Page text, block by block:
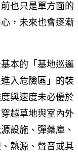
也只是單方面的
，未來也會逐漸
本的「基地巡邏
入危險區」的裝
與速度未必優於
越草地與室內外
設施、彈藥庫、
熱源、聲音或其